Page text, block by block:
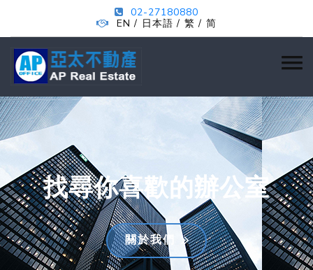
02-27180880
EN / 日本語 / 繁 / 简
找尋你喜歡的辦公室
關於我們